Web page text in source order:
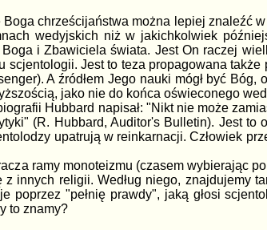
chrześcijaństwa można lepiej znaleźć
wedyjskich niż w jakichkolwiek
i Zbawiciela świata. Jest On raczej
Jest to teza propagowana
A źródłem Jego nauki mógł być
jako nie do końca oświeconego
Hubbard napisał: "Nikt nie może
(R. Hubbard, Auditor's Bulletin). Jest
upatrują w reinkarnacji. Człowiek
ramy monoteizmu (czasem wybierając
innych religii. Według niego, znajdujemy
poprzez "pełnię prawdy", jaką głosi
to znamy?